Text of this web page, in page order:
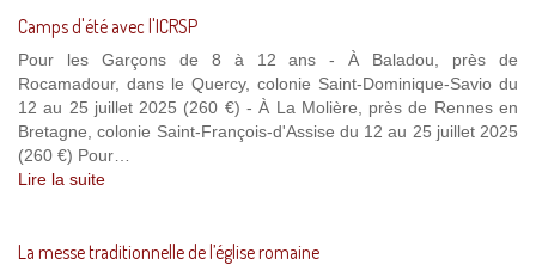
Camps d'été avec l'ICRSP
Pour les Garçons de 8 à 12 ans - À Baladou, près de
Rocamadour, dans le Quercy, colonie Saint-Dominique-Savio du
12 au 25 juillet 2025 (260 €) - À La Molière, près de Rennes en
Bretagne, colonie Saint-François-d'Assise du 12 au 25 juillet 2025
(260 €) Pour…
Lire la suite
La messe traditionnelle de l’église romaine